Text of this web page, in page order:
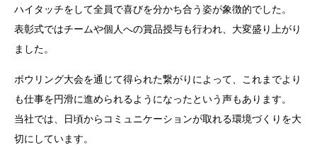
ハイタッチをして全員で喜びを分かち合う姿が象徴的でした。
表彰式ではチームや個人への賞品授与も行われ、大変盛り上がり
ました。
ボウリング大会を通じて得られた繋がりによって、これまでより
も仕事を円滑に進められるようになったという声もあります。
当社では、日頃からコミュニケーションが取れる環境づくりを大
切にしています。